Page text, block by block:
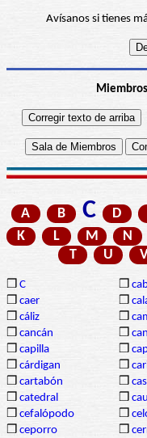
Avísanos si tienes
A B C D
K
L M N
T
U
❒ C ❒
❒ caer ❒
❒ cáliz ❒
❒ cancán ❒
❒ capilla ❒
❒ cárdigan ❒
❒ cartabón ❒
❒ catedral ❒
❒ cefalópodo ❒
❒ ceporro ❒